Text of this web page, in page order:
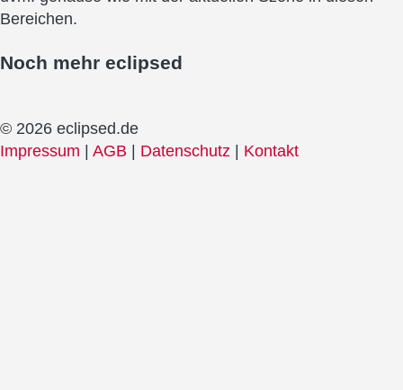
Bereichen.
Noch mehr eclipsed
© 2026 eclipsed.de
Impressum
AGB Datenschutz Kontakt